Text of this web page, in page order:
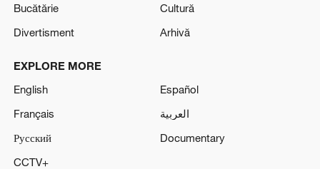
Bucătărie
Cultură
Divertisment
Arhivă
EXPLORE MORE
English
Español
Français
العربية
Русский
Documentary
CCTV+